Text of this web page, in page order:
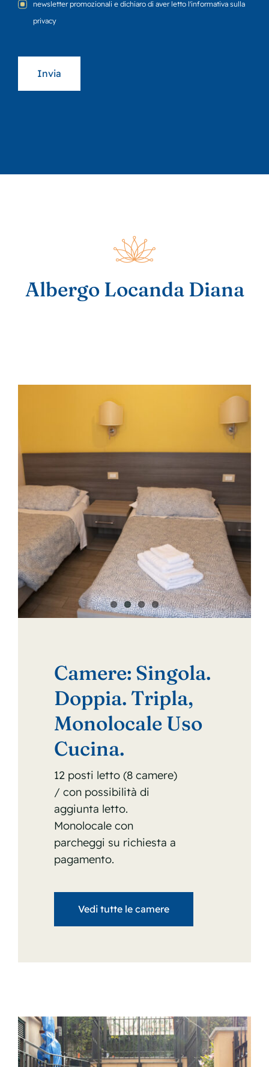
newsletter promozionali e dichiaro di aver letto l'informativa sulla
privacy
Invia
Albergo Locanda Diana
Camere: Singola.
Doppia. Tripla,
Monolocale Uso
Cucina.
12 posti letto (8 camere)
/ con possibilità di
aggiunta letto.
Monolocale con
parcheggi su richiesta a
pagamento.
Vedi tutte le camere